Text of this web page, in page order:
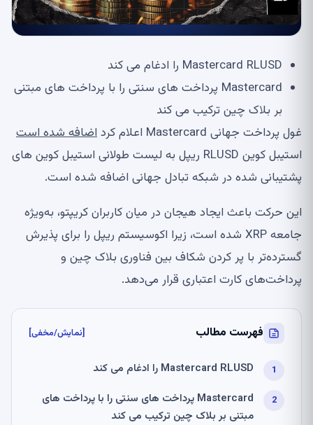
Mastercard RLUSD را ادغام می کند
Mastercard پرداخت های سنتی را با پرداخت های مبتنی
بر بلاک چین ترکیب می کند
غول پرداخت جهانی Mastercard اعلام کرد
اضافه شده است
استیبل کوین RLUSD ریپل به لیست طولانی استیبل کوین های
پشتیبانی شده در شبکه تبادل جهانی اضافه شده است.
این حرکت باعث ایجاد هیجان در میان کاربران کریپتو، به‌ویژه
جامعه XRP شده است، زیرا اکوسیستم ریپل را برای پذیرش
گسترده‌تر با پر کردن شکاف بین فناوری بلاک چین و
پرداخت‌های کارت اعتباری قرار می‌دهد.
فهرست مطالب [نمایش/مخفی]
Mastercard RLUSD را ادغام می کند
Mastercard پرداخت های سنتی را با پرداخت های
مبتنی بر بلاک چین ترکیب می کند